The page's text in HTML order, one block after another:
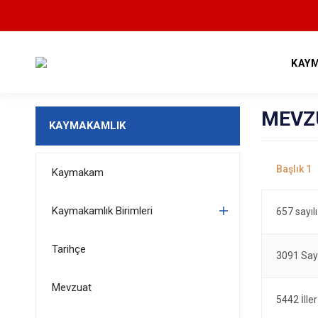
KAYMAKAMLIK
Kaymakam
Kaymakamlık Birimleri
Tarihçe
Mevzuat
657
3091
5442